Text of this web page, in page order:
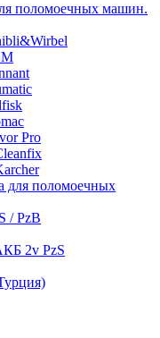
поломоечных машин.
Pro
для поломоечных
/ PzB
2v PzS